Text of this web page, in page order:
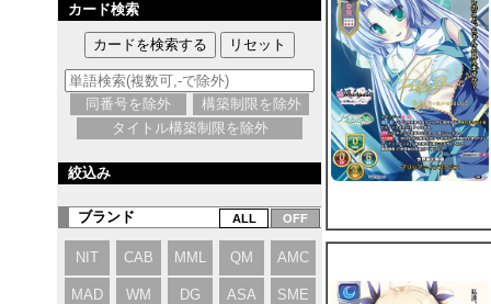
カード検索
同番号を除外
構築制限を除外
タイトル構築制限を除外
絞込み
ブランド
NIT CAB MML QM AMC
MAD WM DG ASA SME